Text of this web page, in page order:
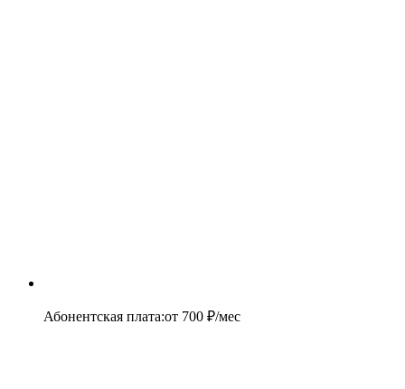
Абонентская плата:от 700 ₽/мес